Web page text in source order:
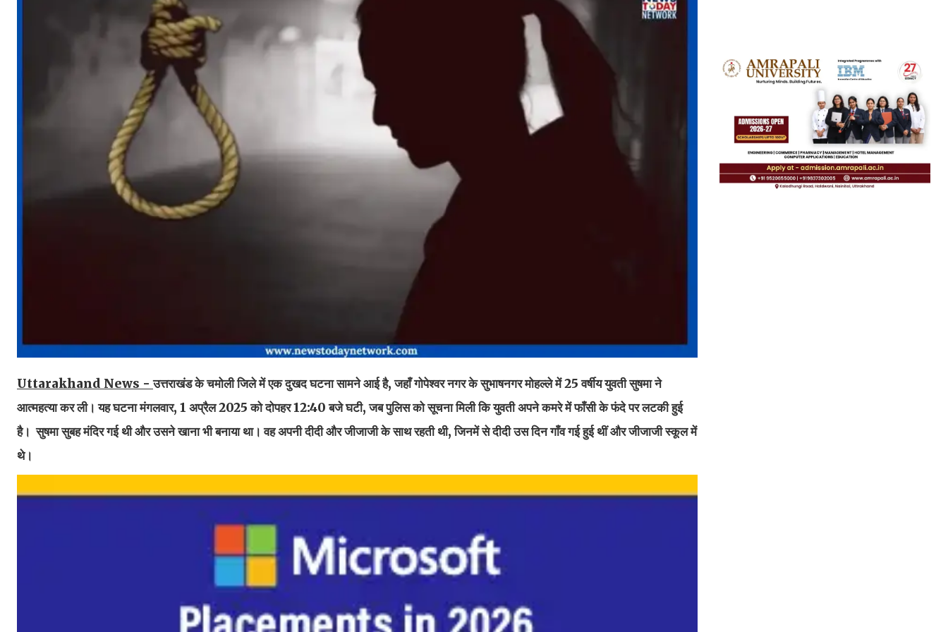
Uttarakhand News -उत्तराखंड के चमोली जिले में एक दुखद घटना सामने आई है, जहाँ गोपेश्वर नगर के सुभाषनगर मोहल्ले में 25 वर्षीय युवती सुषमा ने
आत्महत्या कर ली। यह घटना मंगलवार, 1 अप्रैल 2025 को दोपहर 12:40 बजे घटी, जब पुलिस को सूचना मिली कि युवती अपने कमरे में फाँसी के फंदे पर लटकी हुई
है। सुषमा सुबह मंदिर गई थी और उसने खाना भी बनाया था। वह अपनी दीदी और जीजाजी के साथ रहती थी, जिनमें से दीदी उस दिन गाँव गई हुई थीं और जीजाजी स्कूल में
थे।